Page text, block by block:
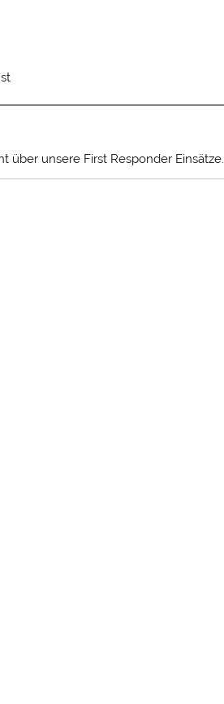
über unsere First Responder Einsätze.